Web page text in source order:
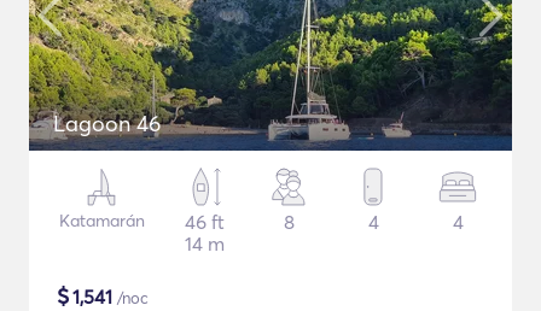
Lagoon 46
Katamarán
46 ft
14 m
8 4 4
$1,541 /noc